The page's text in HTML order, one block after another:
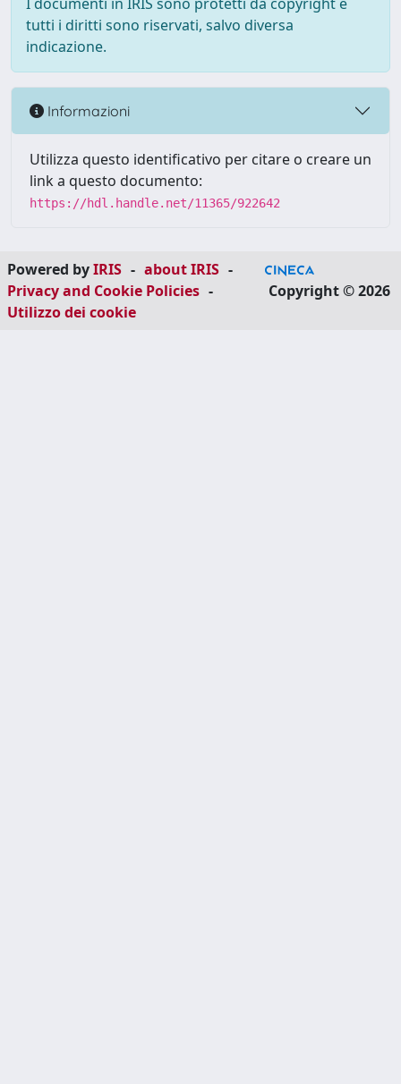
tutti i diritti sono riservati, salvo diversa
indicazione.
Informazioni
Utilizza questo identificativo per citare o creare un
link a questo documento:
https://hdl.handle.net/11365/922642
Powered byIRIS - about IRIS -
Privacy and Cookie Policies -
Utilizzo dei cookie
Copyright © 2026